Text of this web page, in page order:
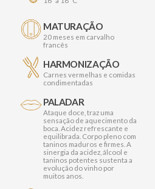
MATURAÇÃO
20 meses em carvalho
francês
HARMONIZAÇÃO
Carnes vermelhas e comidas
condimentadas
PALADAR
Ataque doce, traz uma
sensação de aquecimento da
boca. Acidez refrescante e
equilibrada. Corpo pleno com
taninos maduros e firmes. A
sinergia da acidez, álcool e
taninos potentes sustenta a
evolução do vinho por
muitos anos.